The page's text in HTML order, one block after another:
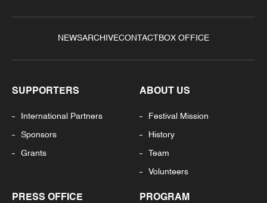
NEWSARCHIVECONTACT BOX OFFICE
SUPPORTERS
International Partners
Sponsors
Grants
ABOUT US
Festival Mission
History
Team
Volunteers
PRESS OFFICE PROGRAM